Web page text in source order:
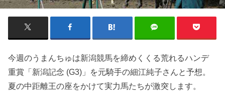
今週のうまんちゅは新潟競馬を締めくくる荒れるハンデ
重賞「新潟記念 (G3)」を元騎手の細江純子さんと予想。
夏の中距離王の座をかけて実力馬たちが激突します。